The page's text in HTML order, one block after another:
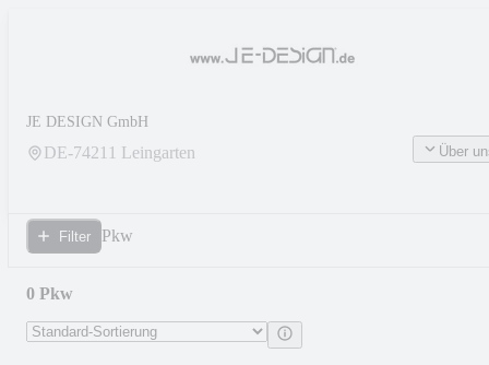
JE DESIGN GmbH
DE-74211 Leingarten Über
Filter Pkw
0 Pkw